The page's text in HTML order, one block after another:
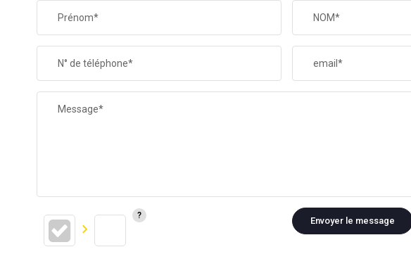
Prénom* NOM*
N° de téléphone* email*
Message*
Envoyer le message